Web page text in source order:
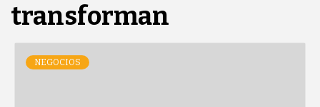
transforman
NEGOCIOS